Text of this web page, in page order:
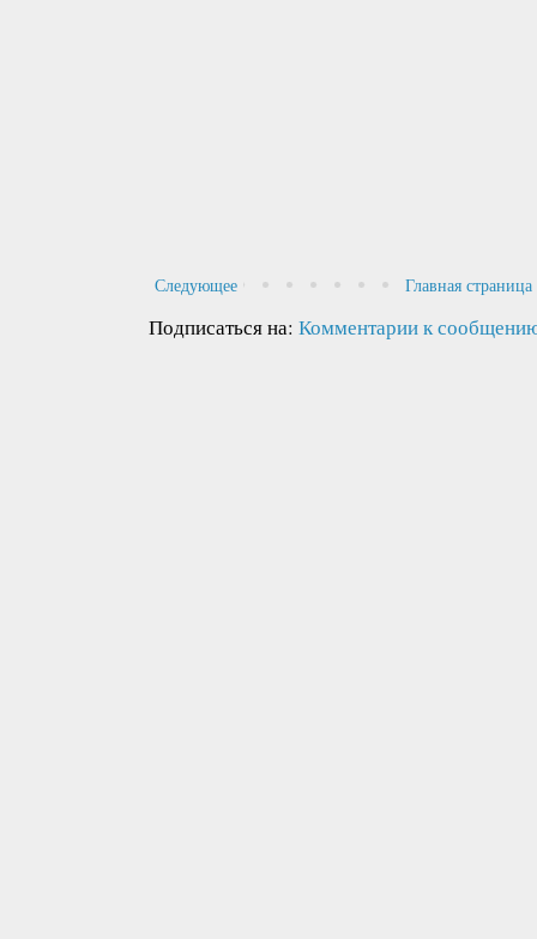
Следующее Главная страница
Подписаться на: Комментарии к